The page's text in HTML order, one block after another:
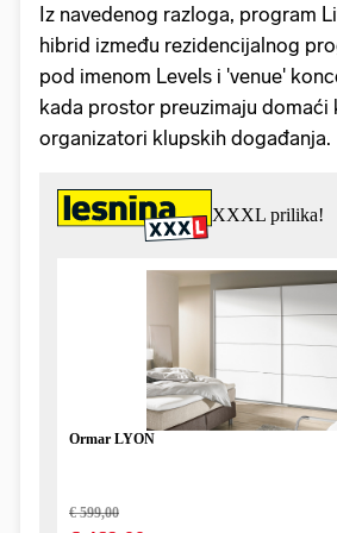
Iz navedenog razloga, program
hibrid između rezidencijalnog
pod imenom Levels i 'venue'
kada prostor preuzimaju domaći
organizatori klupskih događanja.